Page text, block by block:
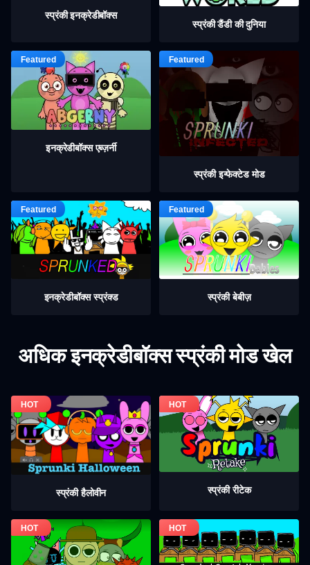
स्प्रंकी इनक्रेडीबॉक्स
स्प्रंकी डैंडी की दुनिया
इनक्रेडीबॉक्स एब्ज़र्नी
स्प्रंकी इन्फेक्टेड मोड
इनक्रेडीबॉक्स स्प्रंक्ड स्प्रंकी बेबीज़
अधिक इनक्रेडीबॉक्स स्प्रंकी मोड खेल
स्प्रंकी हैलोवीन स्प्रंकी रीटेक